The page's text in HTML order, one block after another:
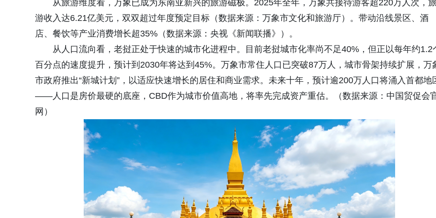
从旅游维度看，万象已成为东南亚新兴的旅游磁极。2025年全年，万象共接待游客超220万人次，旅
游收入达6.21亿美元，双双超过年度预定目标（数据来源：万象市文化和旅游厅）。带动沿线景区、酒
店、餐饮等产业消费增长超35%（数据来源：央视《新闻联播》）。
从人口流向看，老挝正处于快速的城市化进程中。目前老挝城市化率尚不足40%，但正以每年约1.2
百分点的速度提升，预计到2030年将达到45%。万象市常住人口已突破87万人，城市骨架持续扩展，万
市政府推出“新城计划”，以适应快速增长的居住和商业需求。未来十年，预计逾200万人口将涌入首都地
——人口是房价最硬的底座，CBD作为城市价值高地，将率先完成资产重估。（数据来源：中国贸促会
网）